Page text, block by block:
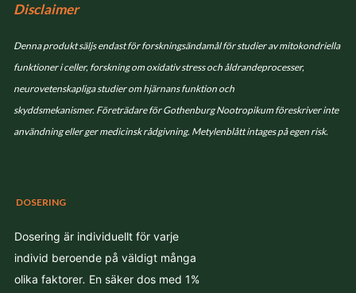
Disclaimer
Denna produkt säljs endast för forskningsändamål för studier av mitokondriella
funktioner i celler, forskning om oxidativ stress och åldrandeprocesser,
neurovetenskapliga studier om hjärnans funktion och
skyddsmekanismer. Företrädare för Gothenburg Nootropikum föreskriver inte
användning eller ger medicinsk rådgivning. Metylenblått intages på egen risk.
DOSERING
Dosering är individuellt för varje
individ beroende på väldigt många
olika faktorer. En säker dos med 1%